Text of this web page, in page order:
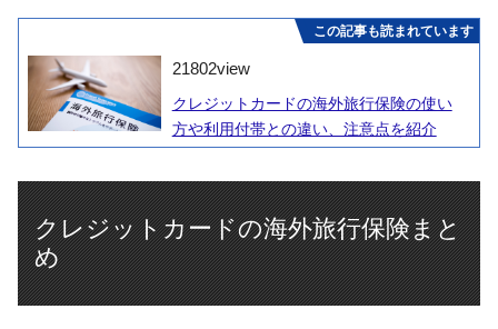
この記事も読まれています
21802view
クレジットカードの海外旅行保険の使い
方や利用付帯との違い、注意点を紹介
クレジットカードの海外旅行保険まと
め